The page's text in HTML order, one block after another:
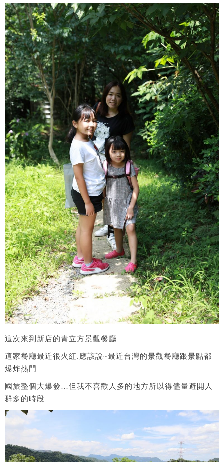
這次來到新店的青立方景觀餐廳
這家餐廳最近很火紅.應該說~最近台灣的景觀餐廳跟景點都
爆炸熱門
國旅整個大爆發…但我不喜歡人多的地方所以得儘量避開人
群多的時段